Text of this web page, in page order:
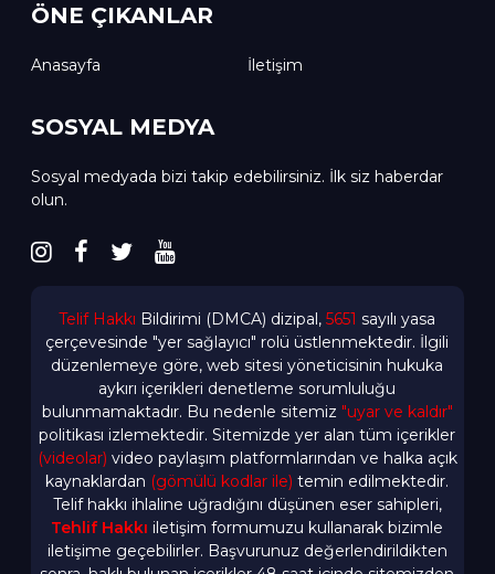
ÖNE ÇIKANLAR
Anasayfa İletişim
SOSYAL MEDYA
Sosyal medyada bizi takip edebilirsiniz. İlk siz haberdar
olun.
Telif Hakkı Bildirimi (DMCA) dizipal,5651sayılı yasa
çerçevesinde "yer sağlayıcı" rolü üstlenmektedir. İlgili
düzenlemeye göre, web sitesi yöneticisinin hukuka
aykırı içerikleri denetleme sorumluluğu
bulunmamaktadır. Bu nedenle sitemiz "uyar ve kaldır"
politikası izlemektedir. Sitemizde yer alan tüm içerikler
(videolar) video paylaşım platformlarından ve halka açık
kaynaklardan (gömülü kodlar ile)temin edilmektedir.
Telif hakkı ihlaline uğradığını düşünen eser sahipleri,
Tehlif Hakkı iletişim formumuzu kullanarak bizimle
iletişime geçebilirler. Başvurunuz değerlendirildikten